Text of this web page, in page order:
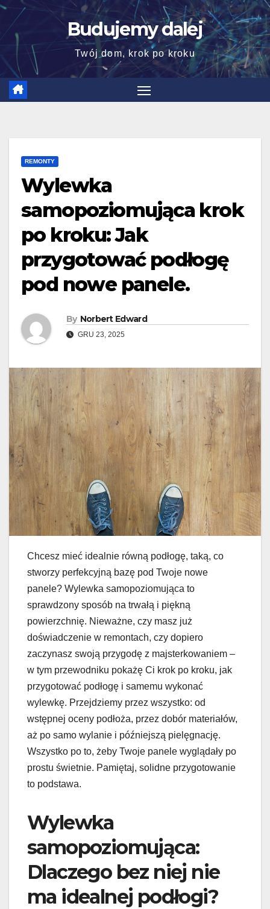
Skip
content
Budujemy dalej
Twój dom, krok po kroku
REMONTY
Wylewka
samopoziomująca krok
po kroku: Jak
przygotować podłogę
pod nowe panele.
By Norbert Edward
GRU 23, 2025
Chcesz mieć idealnie równą podłogę, taką, co
stworzy perfekcyjną bazę pod Twoje nowe
panele? Wylewka samopoziomująca to
sprawdzony sposób na trwałą i piękną
powierzchnię. Nieważne, czy masz już
doświadczenie w remontach, czy dopiero
zaczynasz swoją przygodę z majsterkowaniem –
w tym przewodniku pokażę Ci krok po kroku, jak
przygotować podłogę i samemu wykonać
wylewkę. Przejdziemy przez wszystko: od
wstępnej oceny podłoża, przez dobór materiałów,
aż po samo wylanie i późniejszą pielęgnację.
Wszystko po to, żeby Twoje panele wyglądały po
prostu świetnie. Pamiętaj, solidne przygotowanie
to podstawa.
Wylewka
samopoziomująca:
Dlaczego bez niej nie
ma idealnej podłogi?